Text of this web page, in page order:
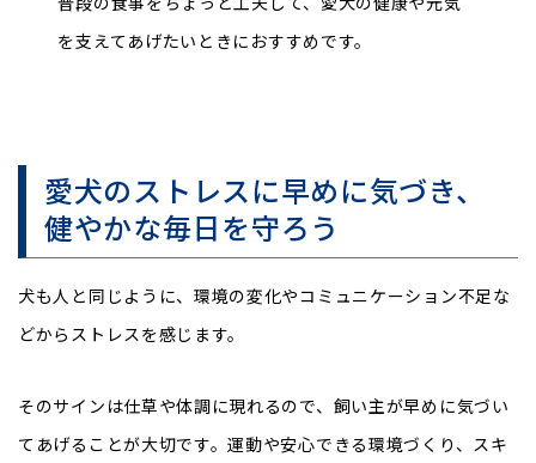
を支えてあげたいときにおすすめです。
愛犬のストレスに早めに気づき、
健やかな毎日を守ろう
犬も人と同じように、環境の変化やコミュニケーション不足な
どからストレスを感じます。
そのサインは仕草や体調に現れるので、飼い主が早めに気づい
てあげることが大切です。運動や安心できる環境づくり、スキ